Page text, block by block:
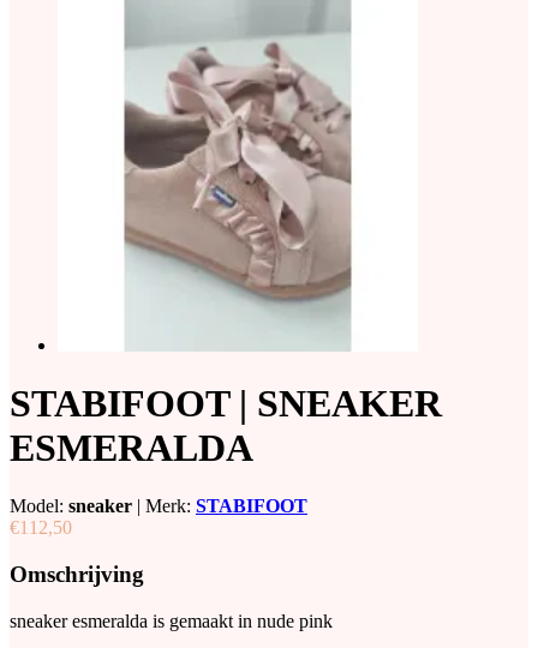
STABIFOOT | SNEAKER
ESMERALDA
Model: sneaker | Merk: STABIFOOT
€112,50
Omschrijving
sneaker esmeralda is gemaakt in nude pink